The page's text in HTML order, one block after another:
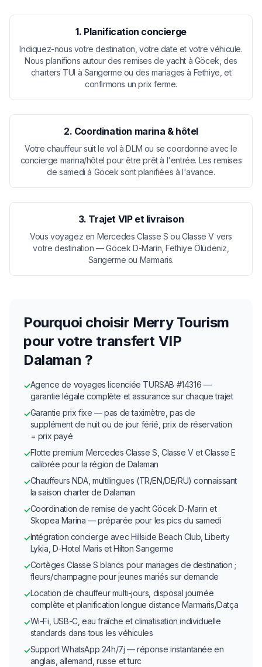
1. Planification concierge
Indiquez-nous votre destination, votre date et votre véhicule.
Nous planifions autour des remises de yacht à Göcek, des
charters TUI à Sarıgerme ou des mariages à Fethiye, et
confirmons un prix ferme.
2. Coordination marina & hôtel
Votre chauffeur suit le vol à DLM ou se coordonne avec le
concierge marina/hôtel pour être prêt à l'entrée. Les remises
de samedi à Göcek sont planifiées à l'avance.
3. Trajet VIP et livraison
Vous voyagez en Mercedes Classe S ou Classe V vers
votre destination — Göcek D-Marin, Fethiye Ölüdeniz,
Sarıgerme ou Marmaris.
Pourquoi choisir Merry Tourism
pour votre transfert VIP
Dalaman ?
✓Agence de voyages licenciée TURSAB #14316 —
garantie légale complète et assurance sur chaque trajet
✓Garantie prix fixe — pas de taximètre, pas de
supplément de nuit ou de jour férié, prix de réservation
= prix payé
✓Flotte premium Mercedes Classe S, Classe V et Classe E
calibrée pour la région de Dalaman
✓Chauffeurs NDA, multilingues (TR/EN/DE/RU) connaissant
la saison charter de Dalaman
✓Coordination de remise de yacht Göcek D-Marin et
Skopea Marina — préparée pour les pics du samedi
✓Intégration concierge avec Hillside Beach Club, Liberty
Lykia, D-Hotel Maris et Hilton Sarıgerme
✓Cortèges Classe S blancs pour mariages de destination ;
fleurs/champagne pour jeunes mariés sur demande
✓Location de chauffeur multi-jours, disposal journée
complète et planification longue distance Marmaris/Datça
✓Wi-Fi, USB-C, eau fraîche et climatisation individuelle
standards dans tous les véhicules
✓Support WhatsApp 24h/7j — réponse instantanée en
anglais, allemand, russe et turc